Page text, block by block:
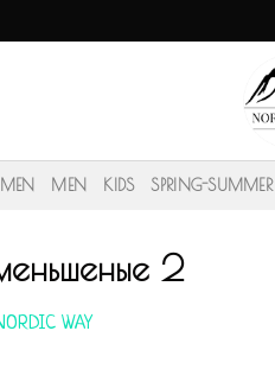
MEN KIDS SPRING-SUMMER
2
WAY